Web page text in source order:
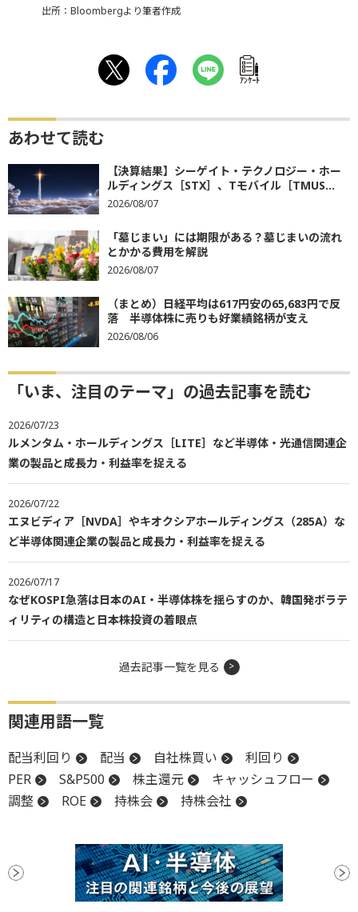
出所：Bloombergより筆者作成
ｱﾝｹｰﾄ
あわせて読む
【決算結果】シーゲイト・テクノロジー・ホー
ルディングス［STX］、Tモバイル［TMUS...
2026/08/07
「墓じまい」には期限がある？墓じまいの流れ
とかかる費用を解説
2026/08/07
（まとめ）日経平均は617円安の65,683円で反
落 半導体株に売りも好業績銘柄が支え
2026/08/06
「いま、注目のテーマ」の過去記事を読む
2026/07/23
ルメンタム・ホールディングス［LITE］など半導体・光通信関連企
業の製品と成長力・利益率を捉える
2026/07/22
エヌビディア［NVDA］やキオクシアホールディングス（285A）な
ど半導体関連企業の製品と成長力・利益率を捉える
2026/07/17
なぜKOSPI急落は日本のAI・半導体株を揺らすのか、韓国発ボラテ
ィリティの構造と日本株投資の着眼点
過去記事一覧を見る
関連用語一覧
配当利回り 配当 自社株買い
利回り
PER
S&P500 株主還元
キャッシュフロー
調整
ROE 持株会 持株会社